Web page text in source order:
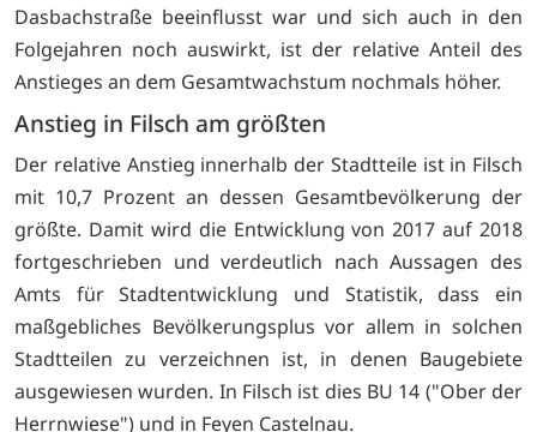
Dasbachstraße beeinflusst war und sich auch in den
Folgejahren noch auswirkt, ist der relative Anteil des
Anstieges an dem Gesamtwachstum nochmals höher.
Anstieg in Filsch am größten
Der relative Anstieg innerhalb der Stadtteile ist in Filsch
mit 10,7 Prozent an dessen Gesamtbevölkerung der
größte. Damit wird die Entwicklung von 2017 auf 2018
fortgeschrieben und verdeutlich nach Aussagen des
Amts für Stadtentwicklung und Statistik, dass ein
maßgebliches Bevölkerungsplus vor allem in solchen
Stadtteilen zu verzeichnen ist, in denen Baugebiete
ausgewiesen wurden. In Filsch ist dies BU 14 ("Ober der
Herrnwiese") und in Feyen Castelnau.